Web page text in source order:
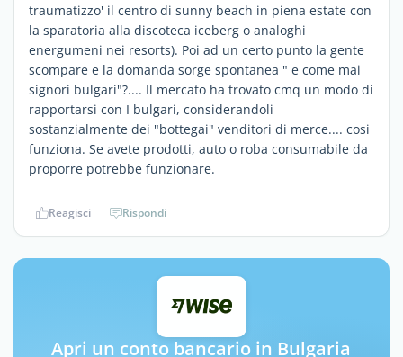
traumatizzo' il centro di sunny beach in piena estate con
la sparatoria alla discoteca iceberg o analoghi
energumeni nei resorts). Poi ad un certo punto la gente
scompare e la domanda sorge spontanea " e come mai
signori bulgari"?.... Il mercato ha trovato cmq un modo di
rapportarsi con I bulgari, considerandoli
sostanzialmente dei "bottegai" venditori di merce.... cosi
funziona. Se avete prodotti, auto o roba consumabile da
proporre potrebbe funzionare.
Reagisci Rispondi
Apri un conto bancario in Bulgaria